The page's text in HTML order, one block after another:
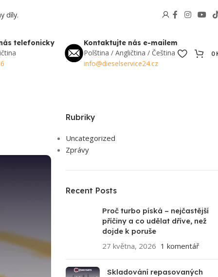
díly.
telefonicky Kontaktujte nás e-mailem
Polština / Angličtina / Čeština
info@dieselservice24.cz
0
Rubriky
Uncategorized
Zprávy
Recent Posts
Proč turbo píská – nejčastější
příčiny a co udělat dříve, než
dojde k poruše
27 května, 2026 1 komentář
Skladování repasovaných